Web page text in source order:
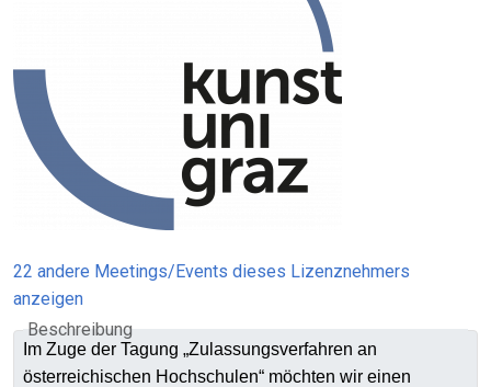
22 andere Meetings/Events dieses Lizenznehmers
anzeigen
Beschreibung
Im Zuge der Tagung „Zulassungsverfahren an
österreichischen Hochschulen“ möchten wir einen